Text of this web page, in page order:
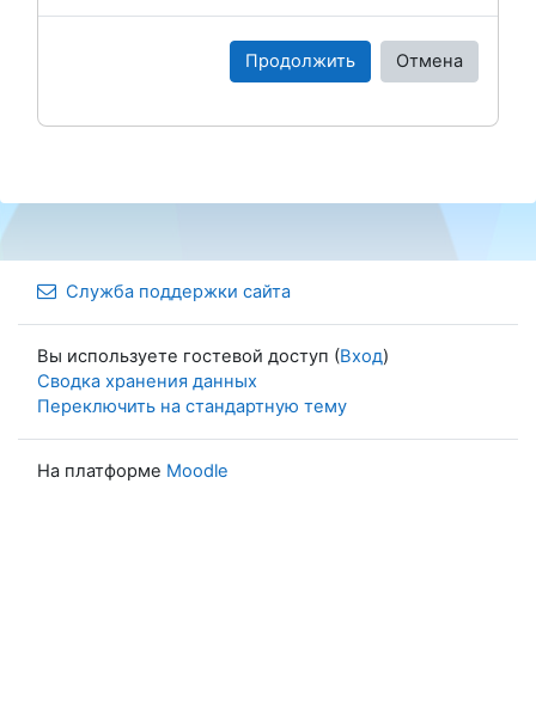
Продолжить Отмена
Служба поддержки сайта
Вы используете гостевой доступ (Вход)
Сводка хранения данных
Переключить на стандартную тему
На платформе Moodle